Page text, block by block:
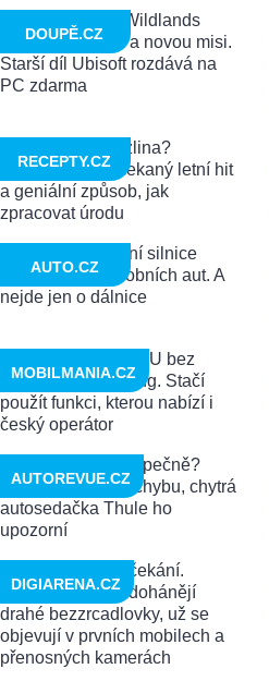
DOUPĚ.CZ
RECEPTY.CZ
AUTO.CZ
MOBILMANIA.CZ
AUTOREVUE.CZ
DIGIARENA.CZ